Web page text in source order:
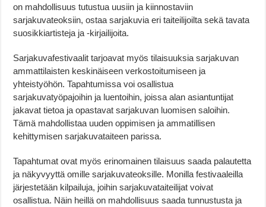
on mahdollisuus tutustua uusiin ja kiinnostaviin
sarjakuvateoksiin, ostaa sarjakuvia eri taiteilijoilta sekä tavata
suosikkiartisteja ja -kirjailijoita.
Sarjakuvafestivaalit tarjoavat myös tilaisuuksia sarjakuvan
ammattilaisten keskinäiseen verkostoitumiseen ja
yhteistyöhön. Tapahtumissa voi osallistua
sarjakuvatyöpajoihin ja luentoihin, joissa alan asiantuntijat
jakavat tietoa ja opastavat sarjakuvan luomisen saloihin.
Tämä mahdollistaa uuden oppimisen ja ammatillisen
kehittymisen sarjakuvataiteen parissa.
Tapahtumat ovat myös erinomainen tilaisuus saada palautetta
ja näkyvyyttä omille sarjakuvateoksille. Monilla festivaaleilla
järjestetään kilpailuja, joihin sarjakuvataiteilijat voivat
osallistua. Näin heillä on mahdollisuus saada tunnustusta ja